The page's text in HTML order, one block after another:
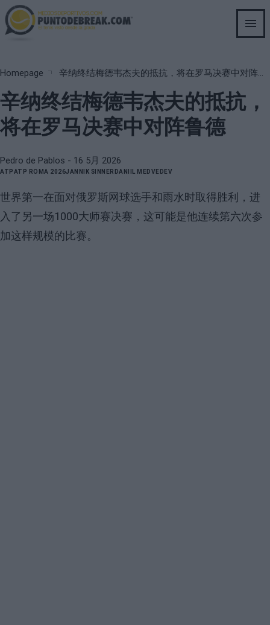
Skip
to
main
Breadcrumb
Homepage
辛纳终结梅德韦杰夫的抵抗，
将在罗马决赛中对阵鲁德
Pedro de Pablos - 16 5月 2026
ATPATP ROMA 2026JANNIK SINNER DANIIL MEDVEDEV
世界第一在面对俄罗斯网球选手和雨水时取得胜利，进
入了另一场1000大师赛决赛，这可能是他连续第六次参
加这样规模的比赛。